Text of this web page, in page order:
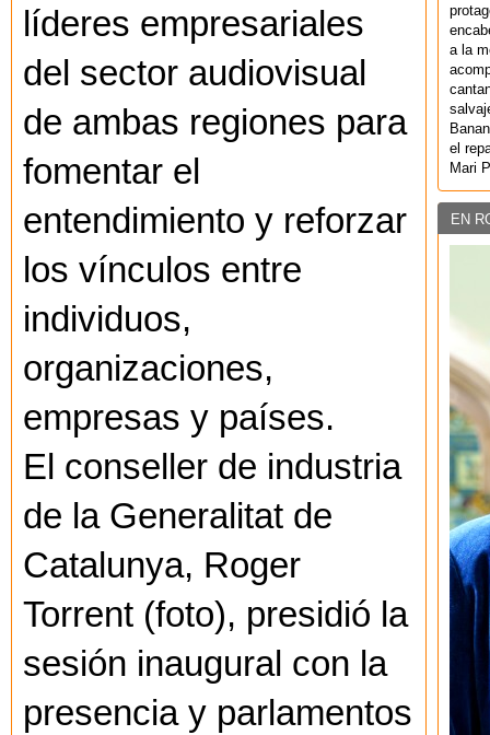
líderes empresariales
del sector audiovisual
de ambas regiones para
fomentar el
entendimiento y reforzar
los vínculos entre
individuos,
organizaciones,
empresas y países.
El conseller de industria
de la Generalitat de
Catalunya, Roger
Torrent (foto), presidió la
sesión inaugural con la
presencia y parlamentos
a la
el
Mari
EN